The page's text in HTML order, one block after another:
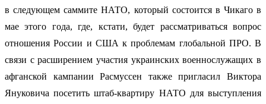
в следующем саммите НАТО, который состоится в Чикаго в
мае этого года, где, кстати, будет рассматриваться вопрос
отношения России и США к проблемам глобальной ПРО. В
связи с расширением участия украинских военнослужащих в
афганской кампании Расмуссен также пригласил Виктора
Януковича посетить штаб-квартиру НАТО для выступления